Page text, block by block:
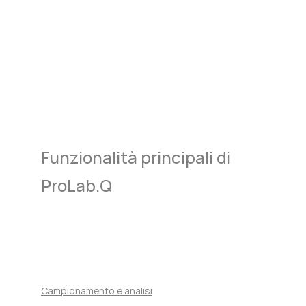
Funzionalità principali di
ProLab.Q
Campionamento e analisi